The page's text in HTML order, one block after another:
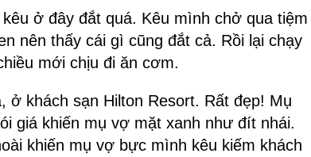
ở đây đắt quá. Kêu mình chở qua tiệm
nên thấy cái gì cũng đắt cả. Rồi lại chạy
mới chịu đi ăn cơm.
ở khách sạn Hilton Resort. Rất đẹp! Mụ
giá khiến mụ vợ mặt xanh như đít nhái.
khiến mụ vợ bực mình kêu kiếm khách